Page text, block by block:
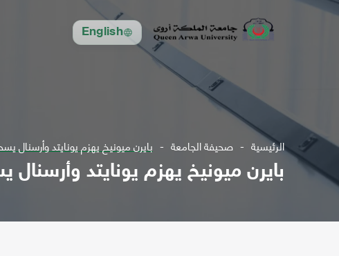
English
الرئيسية صحيفة الجامعة بايرن ميونيخ يهزم يونايتد وأرسنال
بايرن ميونيخ يهزم يونايتد وأرسنال